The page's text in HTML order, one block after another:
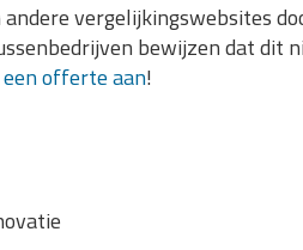
vergelijkingswebsites
bewijzen dat dit
een offerte aan!